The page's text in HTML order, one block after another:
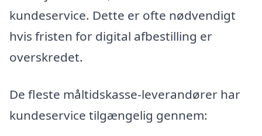
kundeservice. Dette er ofte nødvendigt
hvis fristen for digital afbestilling er
overskredet.
De fleste måltidskasse-leverandører har
kundeservice tilgængelig gennem: